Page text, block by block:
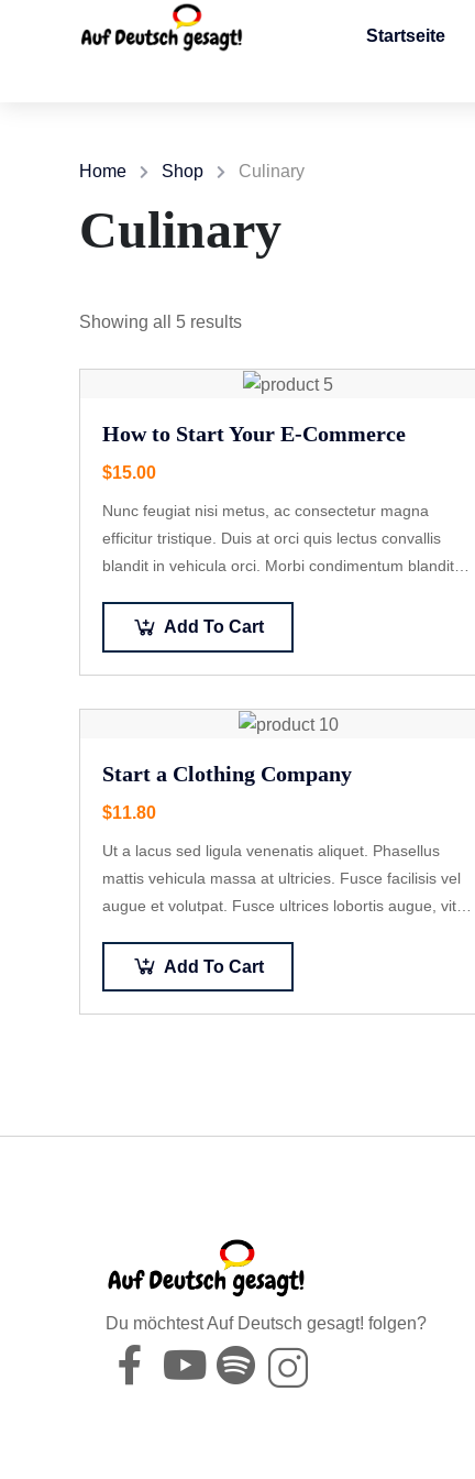
Startseite
Home Shop Culinary
Culinary
Showing all 5 results
How to Start Your E-Commerce
$15.00
Nunc feugiat nisi metus, ac consectetur magna
efficitur tristique. Duis at orci quis lectus convallis
blandit in vehicula orci. Morbi condimentum blandit
placerat…Add To Cart
Start a Clothing Company
$11.80
Ut a lacus sed ligula venenatis aliquet. Phasellus
mattis vehicula massa at ultricies. Fusce facilisis vel
augue et volutpat. Fusce ultrices lobortis augue, vitae
Add To Cart
Du möchtest Auf Deutsch gesagt! folgen?